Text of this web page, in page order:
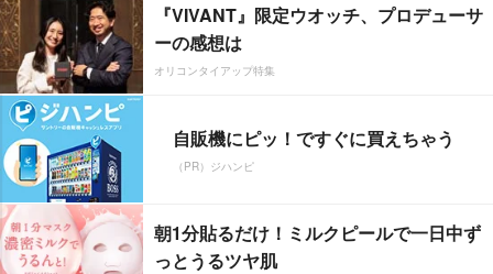
『VIVANT』限定ウオッチ、プロデューサ
ーの感想は
オリコンタイアップ特集
自販機にピッ！ですぐに買えちゃう
（PR）ジハンピ
朝1分貼るだけ！ミルクピールで一日中ず
っとうるツヤ肌